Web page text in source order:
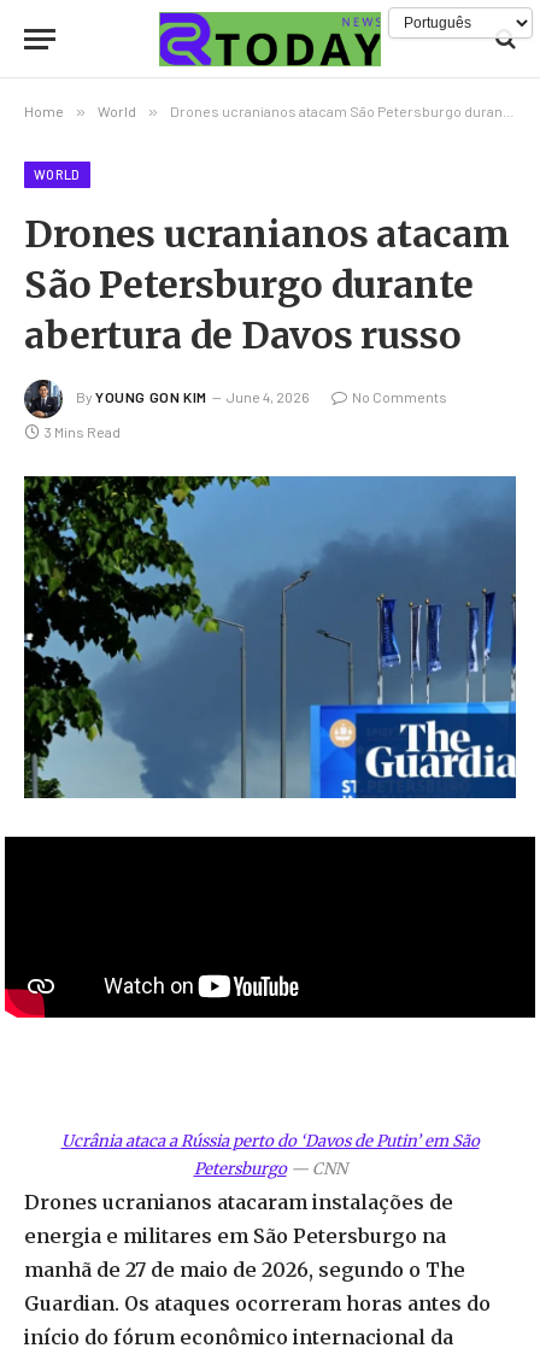
Home » World » Drones ucranianos atacam São Petersburgo durante abertura de Davos russo
WORLD
Drones ucranianos atacam
São Petersburgo durante
abertura de Davos russo
By YOUNG GON KIM June 4, 2026 No Comments
3 Mins Read
Ucrânia ataca a Rússia perto do ‘Davos de Putin’ em São
Petersburgo— CNN
Drones ucranianos atacaram instalações de
energia e militares em São Petersburgo na
manhã de 27 de maio de 2026, segundo o The
Guardian. Os ataques ocorreram horas antes do
início do fórum econômico internacional da